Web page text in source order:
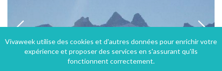
Vivaweek utilise des cookies et d'autres données pour enrichir votre
expérience et proposer des services en s'assurant qu'ils
fonctionnent correctement.